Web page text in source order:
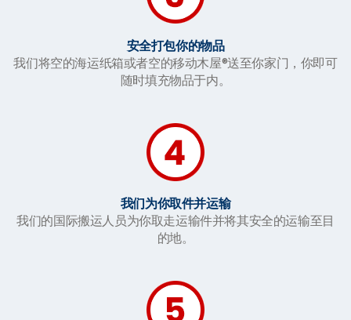
安全打包你的物品
我们将空的海运纸箱或者空的移动木屋®送至你家门，你即可
随时填充物品于内。
我们为你取件并运输
我们的国际搬运人员为你取走运输件并将其安全的运输至目
的地。